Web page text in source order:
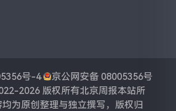
号-4
京公网安备 08005356号
2026 版权所有北京周报本站所
为原创整理与独立撰写，版权归